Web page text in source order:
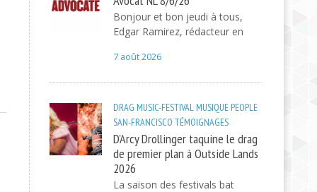
Bonjour et bon jeudi à tous,
Edgar Ramirez, rédacteur en
7 août 2026
DRAG MUSIC-FESTIVAL MUSIQUE PEOPLE
SAN-FRANCISCO TÉMOIGNAGES
D'Arcy Drollinger taquine le drag
de premier plan à Outside Lands
2026
La saison des festivals bat